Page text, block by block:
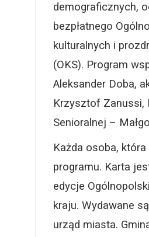
demograficznych,
bezpłatnego
kulturalnych i
(OKS). Program
Aleksander Doba,
Krzysztof Zanussi,
Senioralnej –
Każda osoba,
programu. Karta
edycje
kraju. Wydawane
urząd miasta.